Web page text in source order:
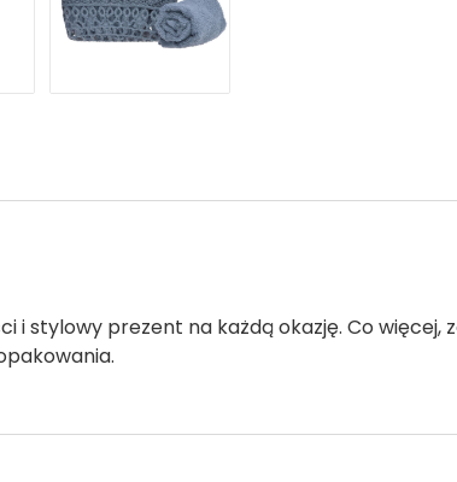
i stylowy prezent na każdą okazję. Co